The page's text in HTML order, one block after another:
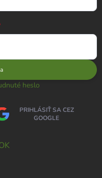
heslo
PRIHLÁSIŤ SA CEZ
GOOGLE